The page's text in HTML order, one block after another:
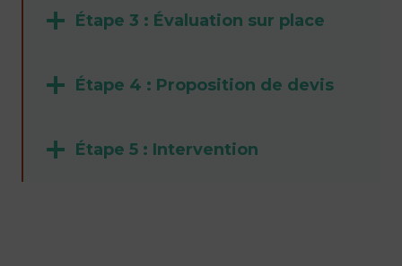
Étape 3 : Évaluation sur place
Étape 4 : Proposition de devis
Étape 5 : Intervention